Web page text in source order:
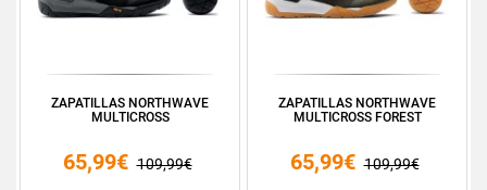
ZAPATILLAS NORTHWAVE
MULTICROSS
65,99€ 109,99€
ZAPATILLAS NORTHWAVE
MULTICROSS FOREST
65,99€ 109,99€